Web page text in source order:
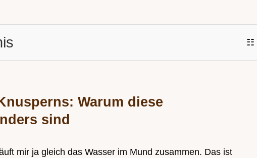
☷
Warum diese
sind
mir ja gleich das Wasser im Mund zusammen. Das ist